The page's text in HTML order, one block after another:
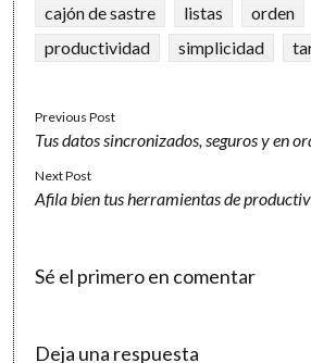
cajón de sastre listas orden
productividad
simplicidad
Previous Post
Tus datos sincronizados, seguros y en
Next Post
Afila bien tus herramientas de
Sé el primero en comentar
Deja una respuesta